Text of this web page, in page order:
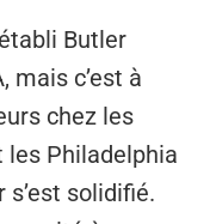
Butler
mais c’est à
chez les
Philadelphia
solidifié.